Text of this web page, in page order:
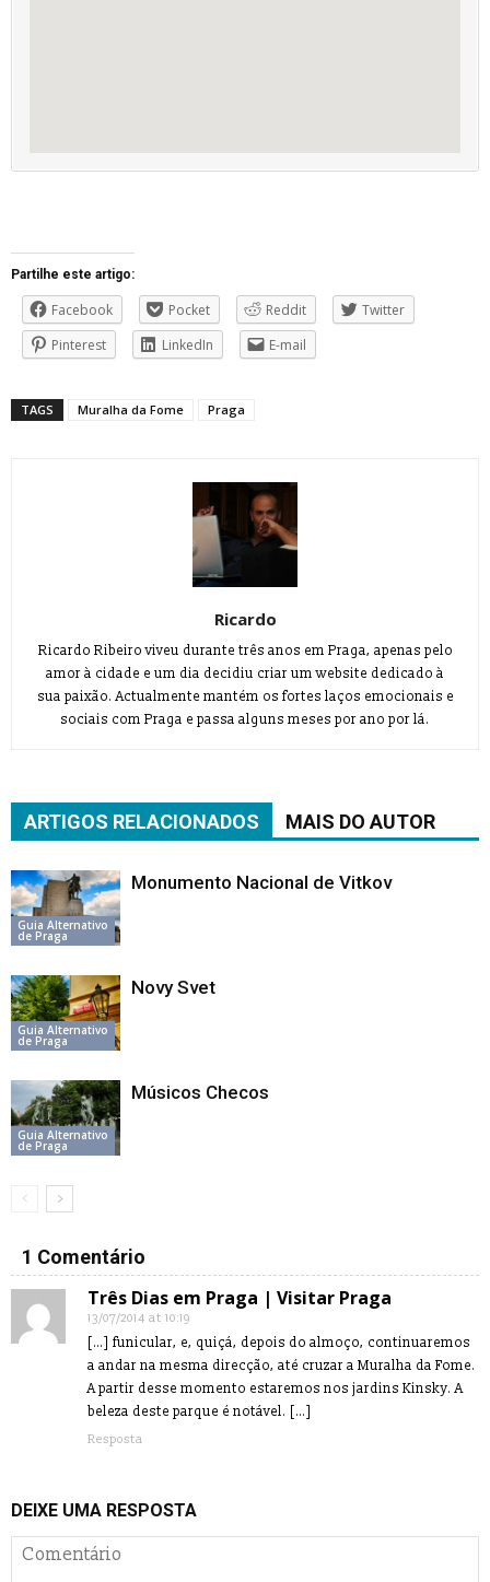
Partilhe este artigo:
Facebook Pocket Reddit
Twitter
Pinterest
LinkedIn E-mail
TAGS Muralha da Fome Praga
Ricardo
Ricardo Ribeiro viveu durante três anos em Praga, apenas pelo
amor à cidade e um dia decidiu criar um website dedicado à
sua paixão. Actualmente mantém os fortes laços emocionais e
sociais com Praga e passa alguns meses por ano por lá.
ARTIGOS RELACIONADOS MAIS DO AUTOR
Guia Alternativo
de Praga
Monumento Nacional de Vitkov
Guia Alternativo
de Praga
Novy Svet
Guia Alternativo
de Praga
Músicos Checos
1 Comentário
Três Dias em Praga | Visitar Praga
13/07/2014 at 10:19
[…] funicular, e, quiçá, depois do almoço, continuaremos
a andar na mesma direcção, até cruzar a Muralha da Fome.
A partir desse momento estaremos nos jardins Kinsky. A
beleza deste parque é notável. […]
Resposta
DEIXE UMA RESPOSTA